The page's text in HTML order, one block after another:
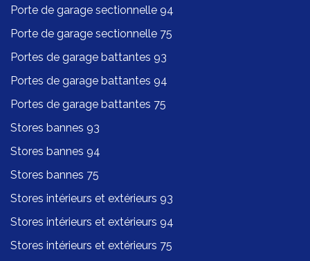
Porte de garage sectionnelle 94
Porte de garage sectionnelle 75
Portes de garage battantes 93
Portes de garage battantes 94
Portes de garage battantes 75
Stores bannes 93
Stores bannes 94
Stores bannes 75
Stores intérieurs et extérieurs 93
Stores intérieurs et extérieurs 94
Stores intérieurs et extérieurs 75